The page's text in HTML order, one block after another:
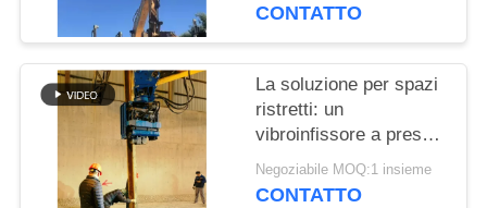
PRIVACY
POLICY
CONTATTO
La soluzione per spazi
ristretti: un
vibroinfissore a presa
laterale con design
compatto per cantieri
Negoziabile MOQ:1 insieme
CONTATTO